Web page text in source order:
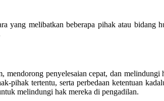
yang melibatkan beberapa pihak atau
penyelesaian cepat, dan
pihak tertentu, serta perbedaan ketentuan
melindungi hak mereka di pengadilan.